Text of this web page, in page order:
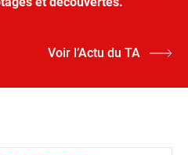
Voir l’Actu du TA